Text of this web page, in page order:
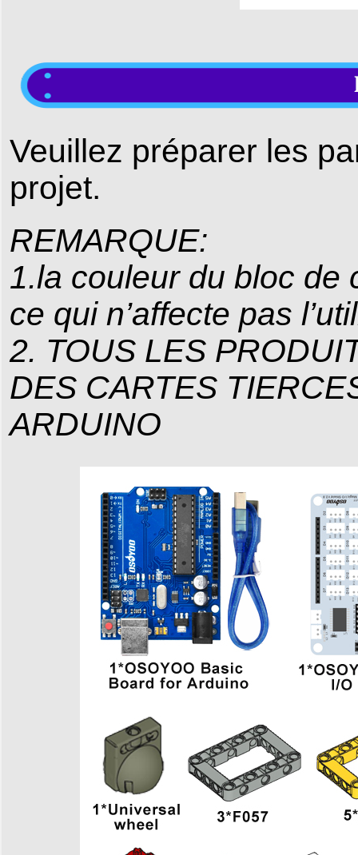
Veuillez préparer les
projet.
REMARQUE:
1.la couleur du bloc de
ce qui n’affecte pas
2. TOUS LES
DES CARTES
ARDUINO